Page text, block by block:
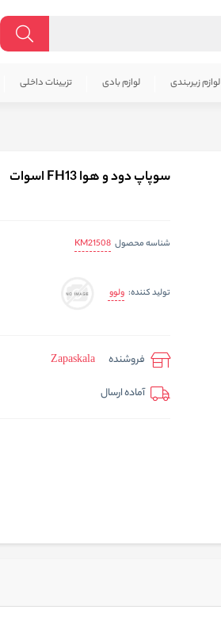
لوازم زیربندی لوازم بادی تزیینات داخلی
سوپاپ دود و هوا FH13 اسوات
شناسه محصول KM21508
تولید کننده: ولوو
فروشنده
Zapaskala
آماده ارسال